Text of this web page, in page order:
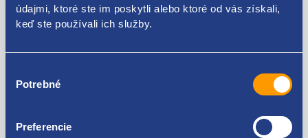
údajmi, ktoré ste im poskytli alebo ktoré od vás získali,
keď ste používali ich služby.
súhlasu
Potrebné
Preferencie